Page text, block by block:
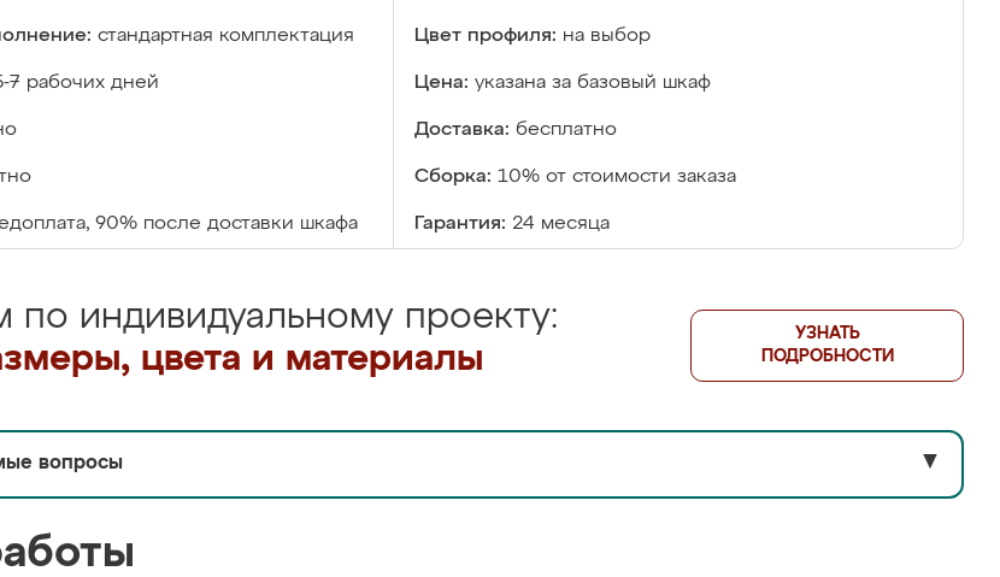
стандартная комплектация Цвет профиля: на выбор
7 рабочих дней Цена: указана за базовый шкаф
Доставка: бесплатно
Сборка: 10% от стоимости заказа
90% после доставки шкафа Гарантия: 24 месяца
по индивидуальному проекту:
цвета и материалы
УЗНАТЬ
ПОДРОБНОСТИ
вопросы ▼